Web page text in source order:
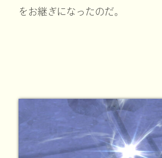
をお継ぎになったのだ。